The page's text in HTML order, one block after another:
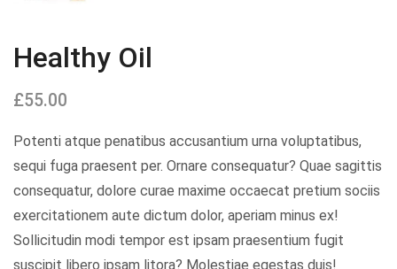
Healthy Oil
£55.00
Potenti atque penatibus accusantium urna voluptatibus,
sequi fuga praesent per. Ornare consequatur? Quae sagittis
consequatur, dolore curae maxime occaecat pretium sociis
exercitationem aute dictum dolor, aperiam minus ex!
Sollicitudin modi tempor est ipsam praesentium fugit
suscipit libero ipsam litora? Molestiae egestas duis!